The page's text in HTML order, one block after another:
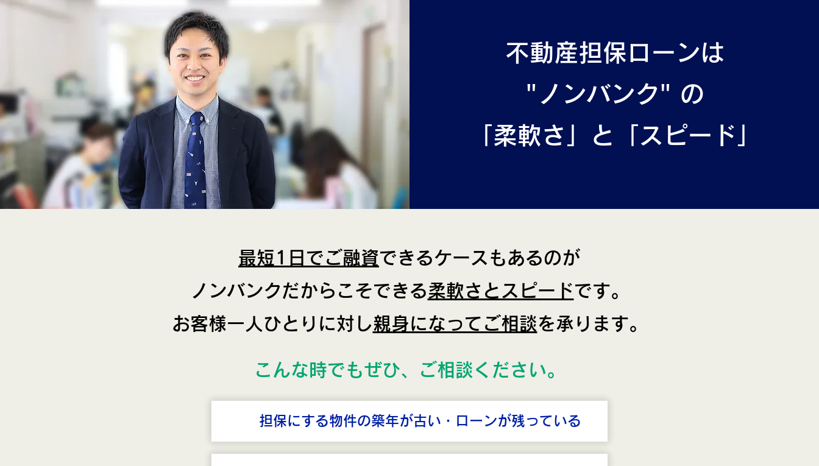
不動産担保ローンは
"ノンバンク" の
「柔軟さ」と「スピード」
最短1日でご融資できるケースもあるのが
ノンバンクだからこそできる柔軟さとスピードです。
お客様一人ひとりに対し親身になってご相談を承ります。
こんな時でもぜひ、ご相談ください。
担保にする物件の築年が古い・ローンが残っている